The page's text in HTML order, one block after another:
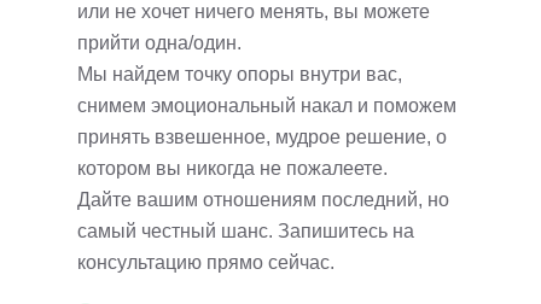
или не хочет ничего менять, вы можете
прийти одна/один.
Мы найдем точку опоры внутри вас,
снимем эмоциональный накал и поможем
принять взвешенное, мудрое решение, о
котором вы никогда не пожалеете.
Дайте вашим отношениям последний, но
самый честный шанс. Запишитесь на
консультацию прямо сейчас.